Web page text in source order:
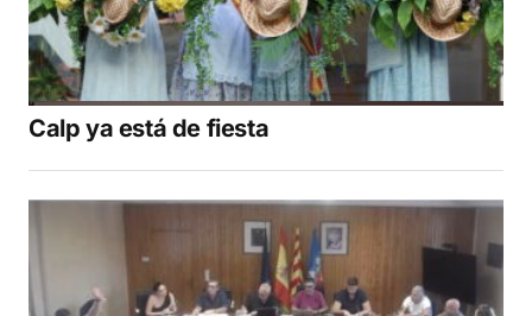
Calp ya está de fiesta